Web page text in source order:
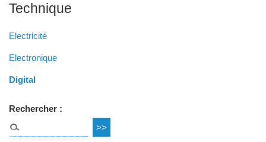
Technique
Electricité
Electronique
Digital
Rechercher :